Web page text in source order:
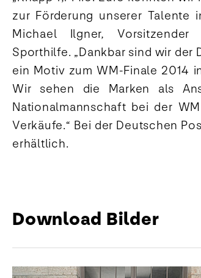
zur Förderung unserer Talente
Michael Ilgner,
Sporthilfe. „Dankbar sind wir
ein Motiv zum WM-Finale 2014
Wir sehen die Marken als
Nationalmannschaft bei der
Verkäufe.“ Bei der Deutschen
erhältlich.
Download Bilder